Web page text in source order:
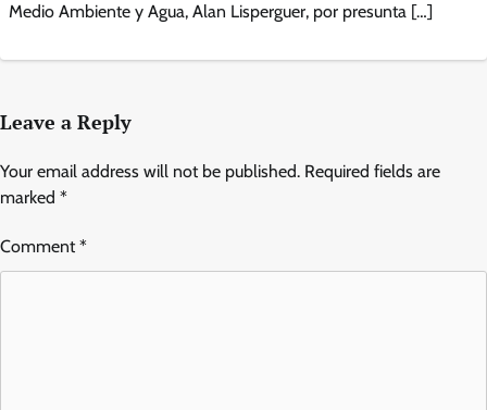
Medio Ambiente y Agua, Alan Lisperguer, por presunta […]
Leave a Reply
Your email address will not be published. Required fields are
marked *
Comment*